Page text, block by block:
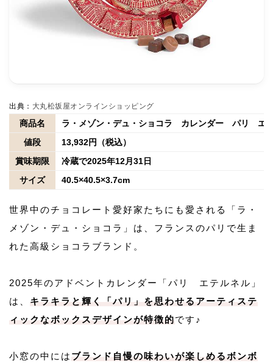
出典： 大丸松坂屋オンラインショッピング
商品名
ラ・メゾン・デュ・ショコラ カレンダー パリ エ
値段
13,932円（税込）
賞味期限
冷蔵で2025年12月31日
サイズ
40.5×40.5×3.7cm
世界中のチョコレート愛好家たちにも愛される「ラ・
メゾン・デュ・ショコラ」は、フランスのパリで生ま
れた高級ショコラブランド。
2025年のアドベントカレンダー「パリ エテルネル」
は、 キラキラと輝く「パリ」を思わせるアーティステ
ィックなボックスデザインが特徴的です♪
小窓の中には ブランド自慢の味わいが楽しめるボンボ